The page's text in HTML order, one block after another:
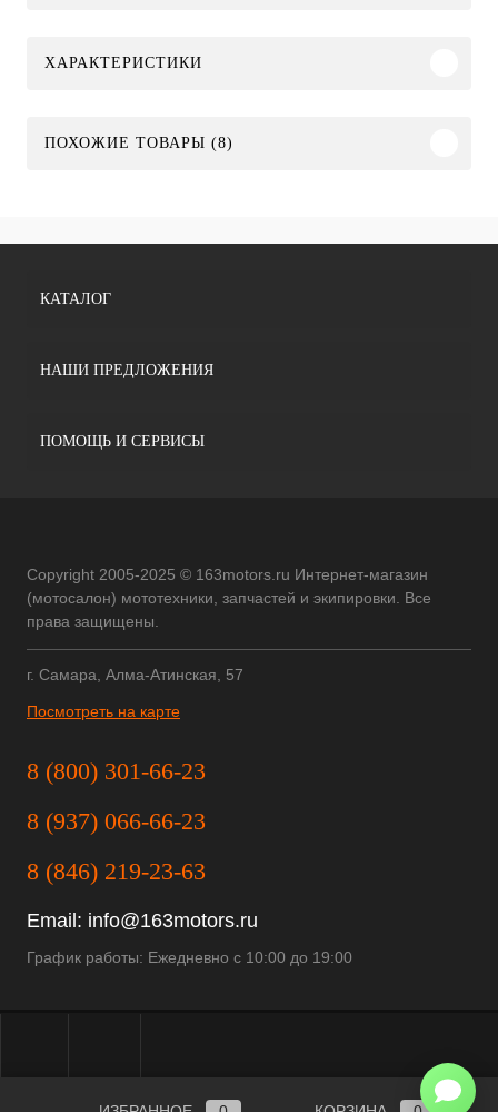
ХАРАКТЕРИСТИКИ
ПОХОЖИЕ ТОВАРЫ (8)
КАТАЛОГ
НАШИ ПРЕДЛОЖЕНИЯ
ПОМОЩЬ И СЕРВИСЫ
Copyright 2005-2025 © 163motors.ru Интернет-магазин
(мотосалон) мототехники, запчастей и экипировки. Все
права защищены.
г. Самара, Алма-Атинская, 57
Посмотреть на карте
8 (800) 301-66-23
8 (937) 066-66-23
8 (846) 219-23-63
Email: info@163motors.ru
График работы: Ежедневно с 10:00 до 19:00